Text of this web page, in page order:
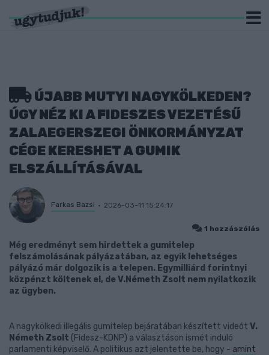
ÚJABB MUTYI NAGYKÖLKEDEN?
ÚGY NÉZ KI A FIDESZES VEZETÉSŰ
ZALAEGERSZEGI ÖNKORMÁNYZAT
CÉGE KERESHET A GUMIK
ELSZÁLLÍTÁSÁVAL
Farkas Bazsi 2026-03-11 15:24:17
1 hozzászólás
Még eredményt sem hirdettek a gumitelep
felszámolásának pályázatában, az egyik lehetséges
pályázó már dolgozik is a telepen. Egymilliárd forintnyi
közpénzt költenek el, de V.Németh Zsolt nem nyilatkozik
az ügyben.
A nagykölkedi illegális gumitelep bejáratában készített videót V.
Németh Zsolt (Fidesz-KDNP) a választáson ismét induló
parlamenti képviselő. A politikus azt jelentette be, hogy - amint